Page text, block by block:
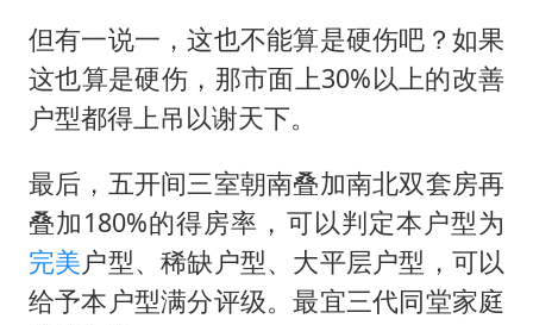
但有一说一，这也不能算是硬伤吧？如果
这也算是硬伤，那市面上30%以上的改善
户型都得上吊以谢天下。
最后，五开间三室朝南叠加南北双套房再
叠加180%的得房率，可以判定本户型为
完美户型、稀缺户型、大平层户型，可以
给予本户型满分评级。最宜三代同堂家庭